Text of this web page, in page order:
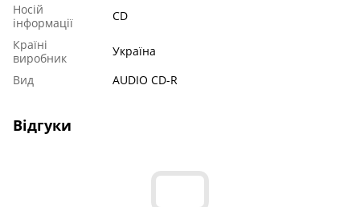
Носій
інформації
CD
Країні
виробник
Україна
Вид
AUDIO CD-R
Відгуки